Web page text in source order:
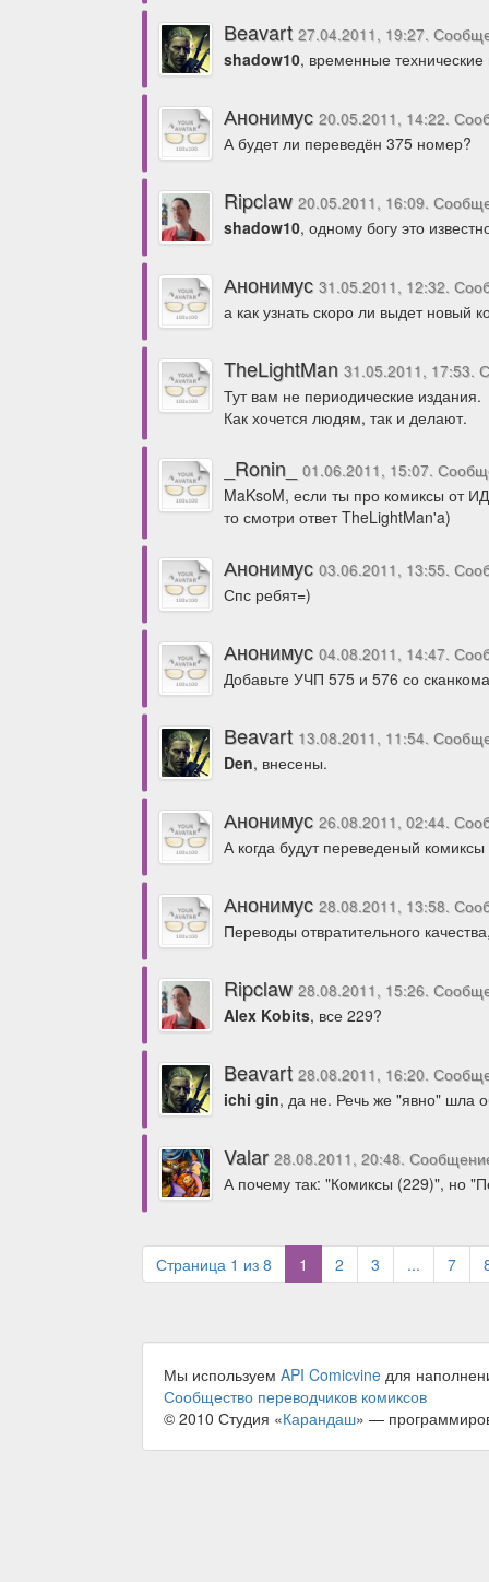
Beavart 27.04.2011, 19:27.
shadow10, временные
Анонимус 20.05.2011, 14:22.
А будет ли переведён 375 номер?
Ripclaw 20.05.2011, 16:09.
shadow10, одному богу это
Анонимус 31.05.2011, 12:32.
а как узнать скоро ли выдет новый
TheLightMan 31.05.2011, 17:53.
Тут вам не периодические издания.
Как хочется людям, так и делают.
_Ronin_ 01.06.2011, 15:07.
MaKsoM, если ты про комиксы от
то смотри ответ TheLightMan'a)
Анонимус 03.06.2011, 13:55.
Спс ребят=)
Анонимус 04.08.2011, 14:47.
Добавьте УЧП 575 и 576 со
Beavart 13.08.2011, 11:54.
Den, внесены.
Анонимус 26.08.2011, 02:44.
А когда будут переведеный
Анонимус 28.08.2011, 13:58.
Переводы отвратительного
Ripclaw 28.08.2011, 15:26.
Alex Kobits, все 229?
Beavart 28.08.2011, 16:20.
ichi gin, да не. Речь же "явно" шла
Valar 28.08.2011, 20:48.
А почему так: "Комиксы (229)", но
Страница 1 из 8 1 (current)
2 3 ... 7
Мы используем API Comicvine для
Сообщество переводчиков комиксов
© 2010 Студия «Карандаш» —